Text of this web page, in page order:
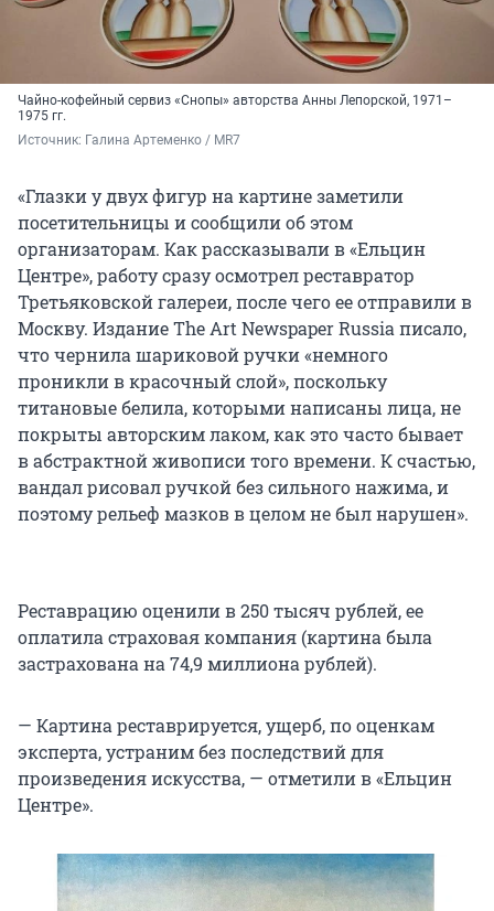
Чайно-кофейный сервиз «Снопы» авторства Анны Лепорской, 1971–
1975 гг.
Источник: Галина Артеменко / MR7
«Глазки у двух фигур на картине заметили
посетительницы и сообщили об этом
организаторам. Как рассказывали в «Ельцин
Центре», работу сразу осмотрел реставратор
Третьяковской галереи, после чего ее отправили в
Москву. Издание The Art Newspaper Russia писало,
что чернила шариковой ручки «немного
проникли в красочный слой», поскольку
титановые белила, которыми написаны лица, не
покрыты авторским лаком, как это часто бывает
в абстрактной живописи того времени. К счастью,
вандал рисовал ручкой без сильного нажима, и
поэтому рельеф мазков в целом не был нарушен».
Реставрацию оценили в 250 тысяч рублей, ее
оплатила страховая компания (картина была
застрахована на 74,9 миллиона рублей).
— Картина реставрируется, ущерб, по оценкам
эксперта, устраним без последствий для
произведения искусства, — отметили в «Ельцин
Центре».